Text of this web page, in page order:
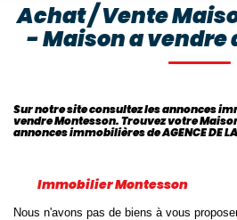
NOS
Nous
Nos
Surface min
Achat / Vente
- Maison a vendre
Sur notre site consultez les annonces
vendre Montesson. Trouvez votre
annonces immobilières de AGENCE DE LA
Immobilier Montesson
Nous n'avons pas de biens à vous